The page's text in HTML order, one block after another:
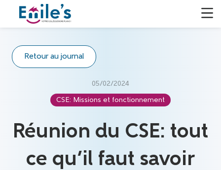
Retour au journal
05/02/2024
CSE: Missions et fonctionnement
Réunion du CSE: tout
ce qu’il faut savoir